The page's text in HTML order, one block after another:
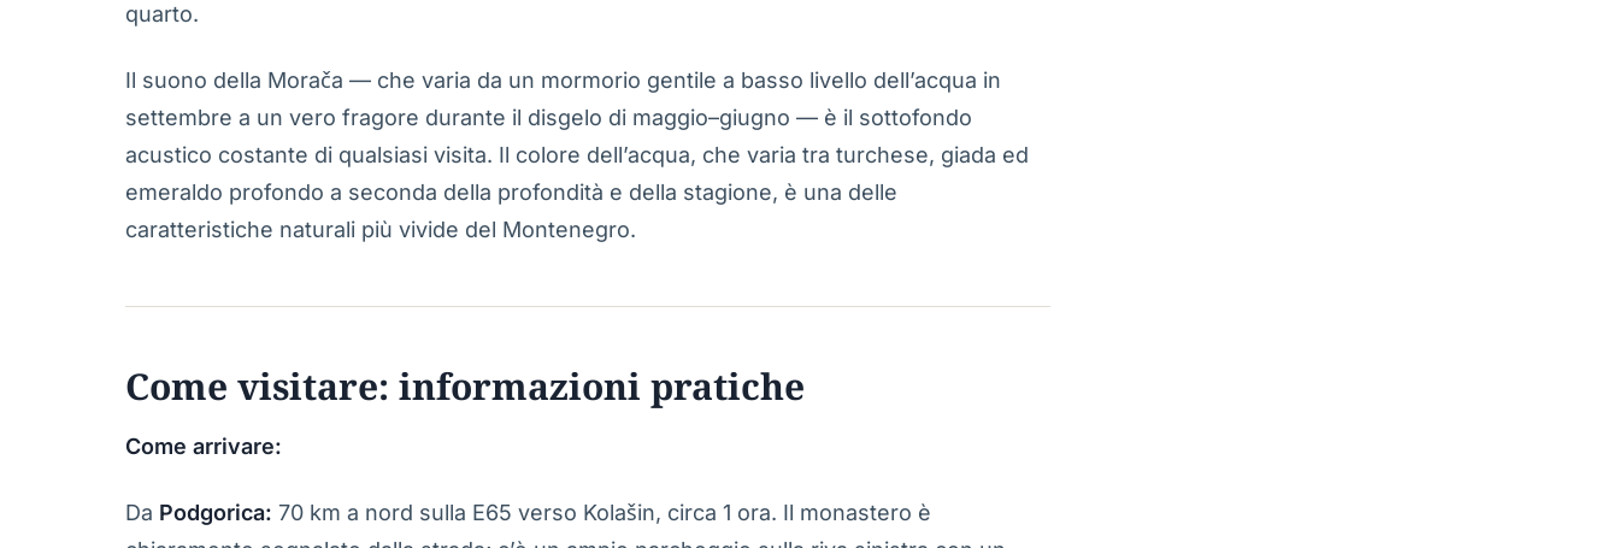
quarto.
Il suono della Morača — che varia da un mormorio gentile a basso livello dell’acqua in
settembre a un vero fragore durante il disgelo di maggio–giugno — è il sottofondo
acustico costante di qualsiasi visita. Il colore dell’acqua, che varia tra turchese, giada ed
emeraldo profondo a seconda della profondità e della stagione, è una delle
caratteristiche naturali più vivide del Montenegro.
Come visitare: informazioni pratiche
Come arrivare:
Da Podgorica: 70 km a nord sulla E65 verso Kolašin, circa 1 ora. Il monastero è